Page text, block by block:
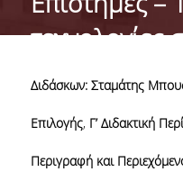
ΔΙΑΣΦΑΛΙΣΗ
τεχνολογίες
χειρόγραφα
Διδάσκων: Σταμάτης
Επιλογής, Γ’ Διδακτική
Περιγραφή και